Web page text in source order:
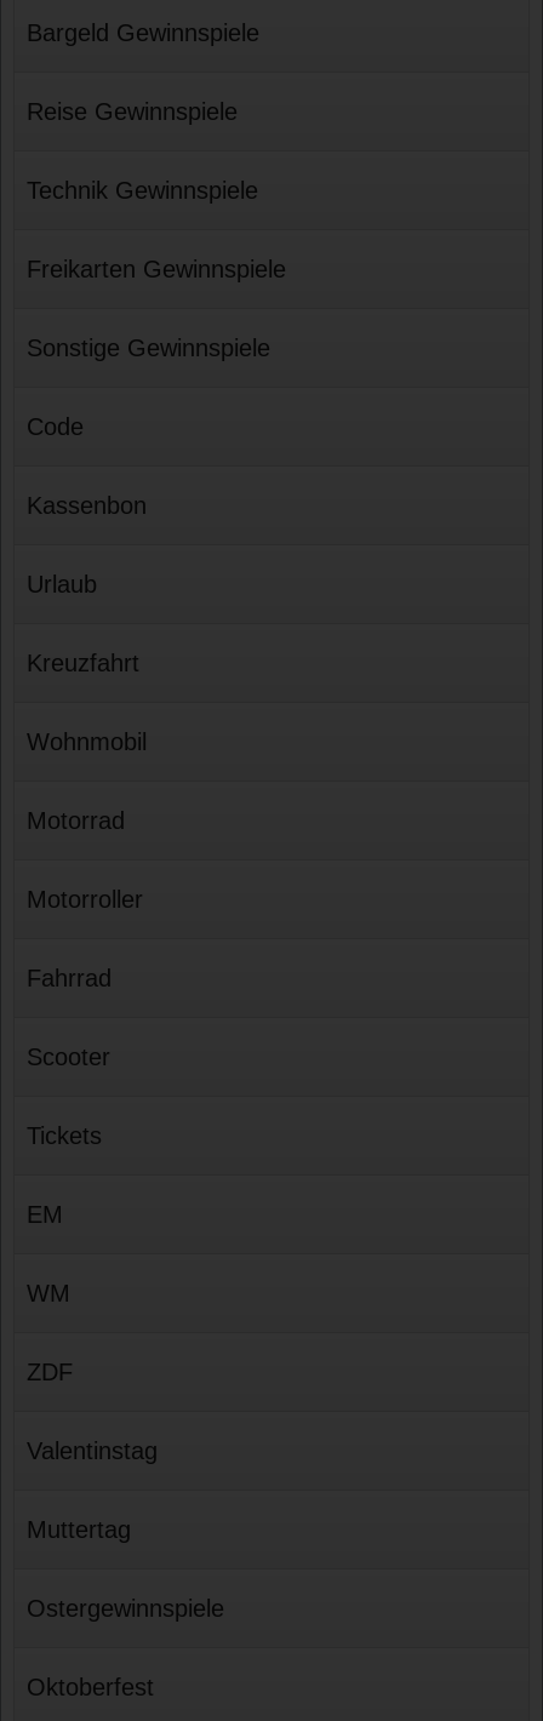
Bargeld Gewinnspiele
Reise Gewinnspiele
Technik Gewinnspiele
Freikarten Gewinnspiele
Sonstige Gewinnspiele
Code
Kassenbon
Urlaub
Kreuzfahrt
Wohnmobil
Motorrad
Motorroller
Fahrrad
Scooter
Tickets
EM
WM
ZDF
Valentinstag
Muttertag
Ostergewinnspiele
Oktoberfest